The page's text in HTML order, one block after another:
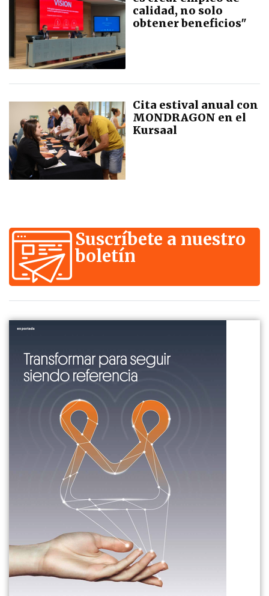
calidad, no solo
obtener beneficios"
Cita estival anual con
MONDRAGON en el
Kursaal
Suscríbete a nuestro
boletín